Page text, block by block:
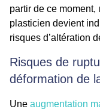
partir de ce
plasticien devient
risques d’altération
Risques de
déformation de
Une augmentation